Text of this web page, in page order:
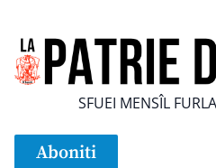
SFUEI MENSÎL
Aboniti